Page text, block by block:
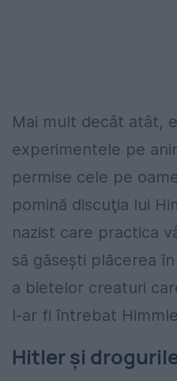
Mai mult decât atât,
experimentele pe
permise cele pe
pomină discuţia lui
nazist care practica
să găseşti plăcerea
a bietelor creaturi
l-ar fi întrebat
Hitler și